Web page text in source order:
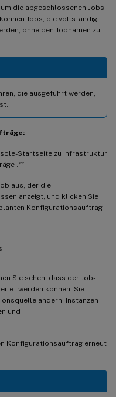
die abgeschlossenen Jobs
Jobs, die vollständig
ohne den Jobnamen zu
die ausgeführt werden,
Startseite zu Infrastruktur
. **
aus, der die
anzeigt, und klicken Sie
Konfigurationsauftrag
Sie sehen, dass der Job-
werden können. Sie
ändern, Instanzen
und
Konfigurationsauftrag erneut